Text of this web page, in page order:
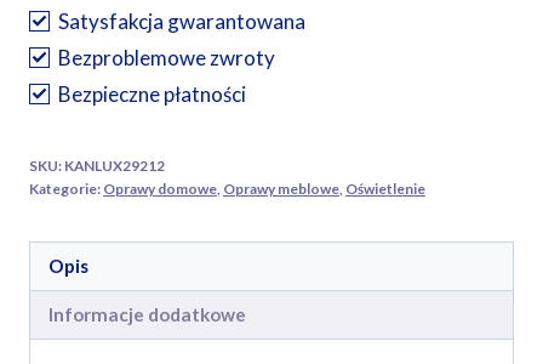
LED
MERA
15W
NW
Satysfakcja gwarantowana
Bezproblemowe zwroty
Bezpieczne płatności
SKU: KANLUX29212
Kategorie: Oprawy domowe Oprawy meblowe Oświetlenie
Opis
Informacje dodatkowe